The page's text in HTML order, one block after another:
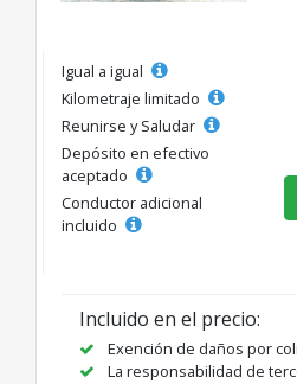
Igual a igual
Kilometraje limitado
Reunirse y Saludar
Depósito en efectivo
aceptado
Conductor adicional
incluido
Incluido en el precio:
Exención de daños por
La responsabilidad de